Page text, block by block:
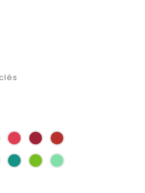
RougeRouge
Fonce
Rouge
Fonce
Vert
Emeraude
Vert
Pomme
Vert